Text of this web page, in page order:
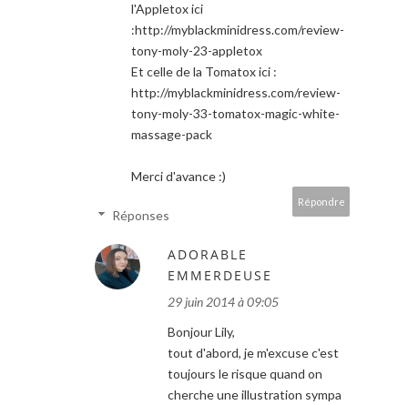
l'Appletox ici
:http://myblackminidress.com/review-
tony-moly-23-appletox
Et celle de la Tomatox ici :
http://myblackminidress.com/review-
tony-moly-33-tomatox-magic-white-
massage-pack
Merci d'avance :)
Répondre
Réponses
ADORABLE
EMMERDEUSE
29 juin 2014 à 09:05
Bonjour Lily,
tout d'abord, je m'excuse c'est
toujours le risque quand on
cherche une illustration sympa